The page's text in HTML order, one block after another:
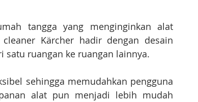
tangga yang menginginkan alat
Kärcher hadir dengan desain
ruangan ke ruangan lainnya.
sehingga memudahkan pengguna
alat pun menjadi lebih mudah